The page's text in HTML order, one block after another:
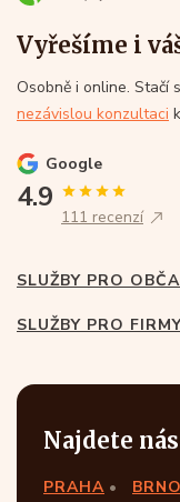
Vyřešíme i
Osobně i online. Stačí
nezávislou konzultaci
Google
4.9
111 recenzí
SLUŽBY PRO
SLUŽBY PRO
Najdete
PRAHA BRNO